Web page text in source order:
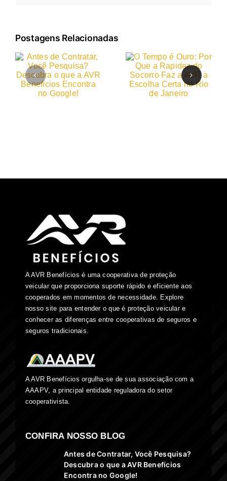
Postagens Relacionadas
A AVR Benefícios é uma cooperativa de proteção
veicular que proporciona suporte rápido e eficiente aos
cooperados em momentos de necessidade. Explore
nosso site para entender o que é proteção veicular e
conhecer as diferenças entre cooperativas de seguros e
seguros tradicionais.
A AVR Benefícios orgulha-se de sua associação com a
AAAPV, a principal entidade reguladora do setor
cooperativista.
CONFIRA NOSSO BLOG
Antes de Contratar, Você Pesquisa?
Descubra o que a AVR Benefícios
Encontra no Google!